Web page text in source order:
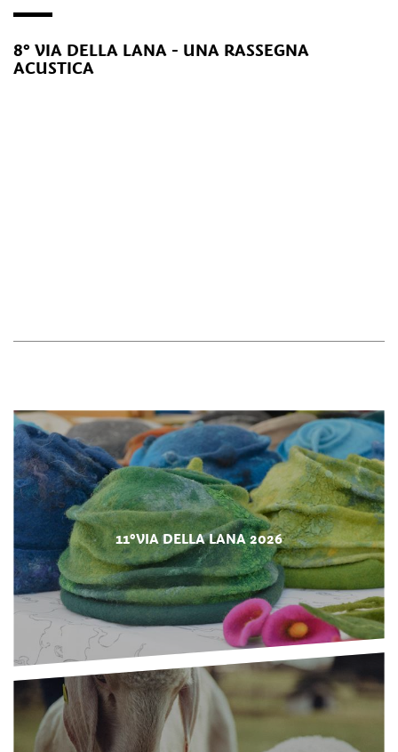
8° VIA DELLA LANA - UNA RASSEGNA
ACUSTICA
11°VIA DELLA LANA 2026